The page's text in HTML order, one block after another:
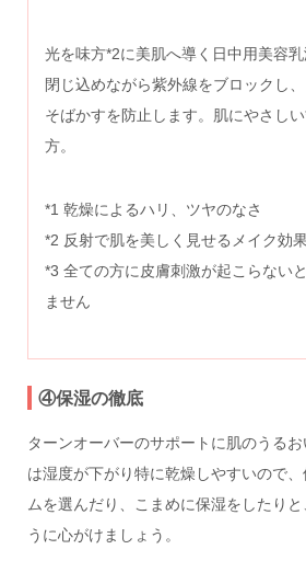
光を味方*2に美肌へ導く日中用美容
閉じ込めながら紫外線をブロックし
そばかすを防止します。肌にやさし
方。
*1 乾燥によるハリ、ツヤのなさ
*2 反射で肌を美しく見せるメイク効
*3 全ての方に皮膚刺激が起こらない
ません
④保湿の徹底
ターンオーバーのサポートに肌のうる
は湿度が下がり特に乾燥しやすいので
ムを選んだり、こまめに保湿をしたり
うに心がけましょう。